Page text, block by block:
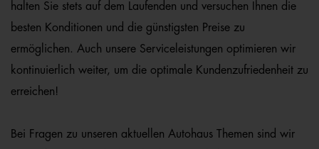
halten Sie stets auf dem Laufenden und versuchen Ihnen die
besten Konditionen und die günstigsten Preise zu
ermöglichen. Auch unsere Serviceleistungen optimieren wir
kontinuierlich weiter, um die optimale Kundenzufriedenheit zu
erreichen!
Bei Fragen zu unseren aktuellen Autohaus Themen sind wir